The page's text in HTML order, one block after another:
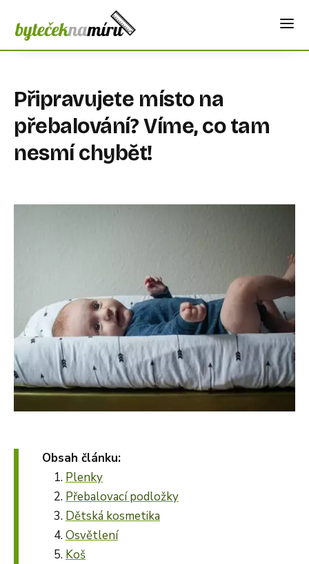
Připravujete místo na
přebalování? Víme, co tam
nesmí chybět!
Obsah článku:
Plenky
Přebalovací podložky
Dětská kosmetika
Osvětlení
Koš